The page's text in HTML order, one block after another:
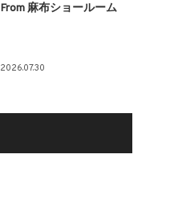
From 麻布ショールーム
2026.07.30